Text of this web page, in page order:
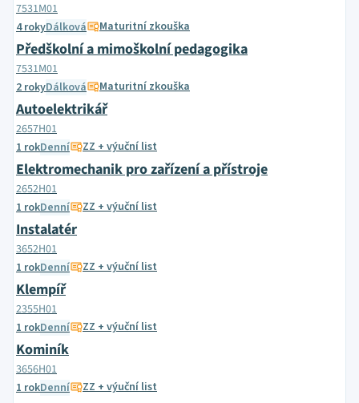
7531M01
4 rokyDálková Maturitní zkouška
Předškolní a mimoškolní pedagogika
7531M01
2 rokyDálková Maturitní zkouška
Autoelektrikář
2657H01
1 rokDenní ZZ + výuční list
Elektromechanik pro zařízení a přístroje
2652H01
1 rokDenní ZZ + výuční list
Instalatér
3652H01
1 rokDenní ZZ + výuční list
Klempíř
2355H01
1 rokDenní ZZ + výuční list
Kominík
3656H01
1 rokDenní ZZ + výuční list